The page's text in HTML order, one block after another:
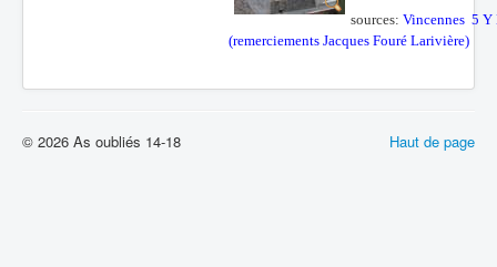
sources: Vincennes 5 Y
(remerciements Jacques Fouré Larivière)
Haut de page
© 2026 As oubliés 14-18